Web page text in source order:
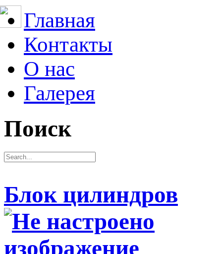
Главная
Контакты
О нас
Галерея
Поиск
Блок цилиндров